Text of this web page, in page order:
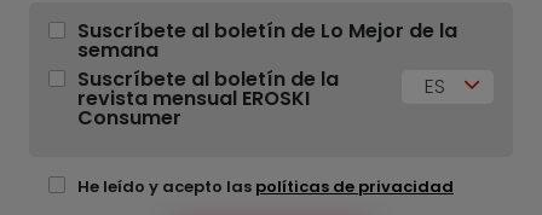
Suscríbete al boletín de Lo Mejor de la
semana
Suscríbete al boletín de la
revista mensual EROSKI
Consumer
ES
He leído y acepto las políticas de privacidad